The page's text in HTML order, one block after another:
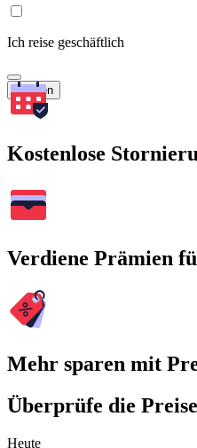
Ich reise geschäftlich
Suchen
Kostenlose
Verdiene Prämien
Mehr sparen mit
Überprüfe die
Heute